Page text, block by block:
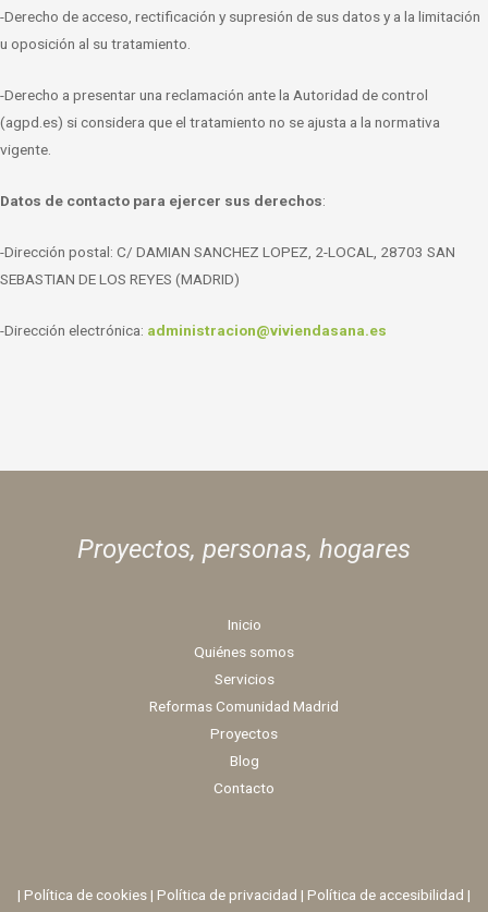
-Derecho de acceso, rectificación y supresión de sus datos y a la limitación
u oposición al su tratamiento.
-Derecho a presentar una reclamación ante la Autoridad de control
(agpd.es) si considera que el tratamiento no se ajusta a la normativa
vigente.
Datos de contacto para ejercer sus derechos:
-Dirección postal: C/ DAMIAN SANCHEZ LOPEZ, 2-LOCAL, 28703 SAN
SEBASTIAN DE LOS REYES (MADRID)
-Dirección electrónica: administracion@viviendasana.es
Proyectos, personas, hogares
Inicio
Quiénes somos
Servicios
Reformas Comunidad Madrid
Proyectos
Blog
Contacto
| Política de cookies| Política de privacidad | Política de accesibilidad |